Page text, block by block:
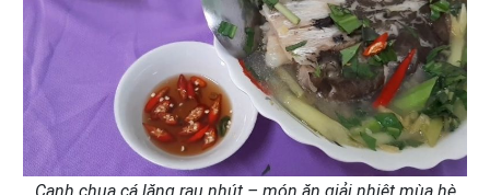
Canh chua cá lăng rau nhút – món ăn giải nhiệt mùa hè